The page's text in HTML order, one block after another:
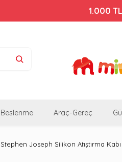
1.000
Beslenme Araç-Gereç
Stephen Joseph Silikon Atıştırma